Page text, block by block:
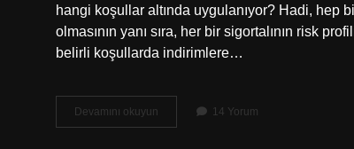
hangi koşullar altında uygulanıyor? Hadi, hep
olmasının yanı sıra, her bir sigortalının risk
belirli koşullarda indirimlere…
Devamını okuyun
sigortası
14 Yorum